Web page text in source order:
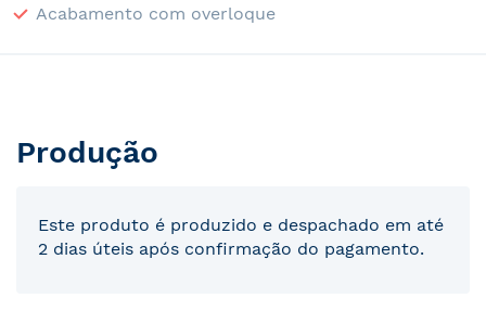
Acabamento com overloque
Produção
Este produto é produzido e despachado em até
2 dias úteis após confirmação do pagamento.